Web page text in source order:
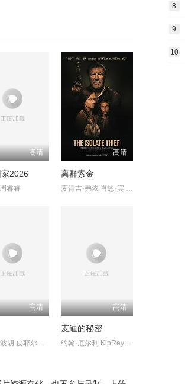
高清
2026
睿睿
高清
离群索金
麦肯吉·弗依 肖恩·宾 奥德娅·拉什
高清 高清
麦迪的秘密
约翰·厄尔利 KipReynolds
8
9
10